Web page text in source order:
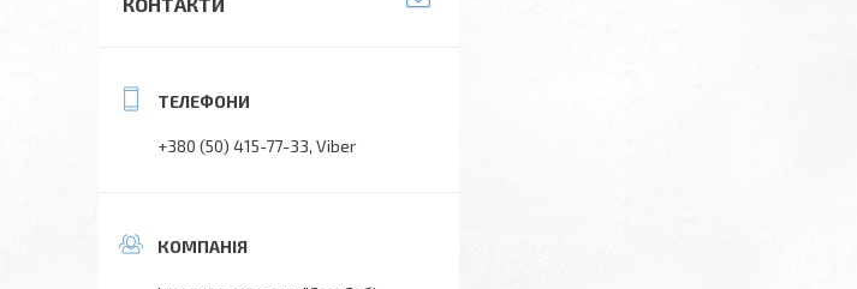
+380 (50) 415-77-33 Viber